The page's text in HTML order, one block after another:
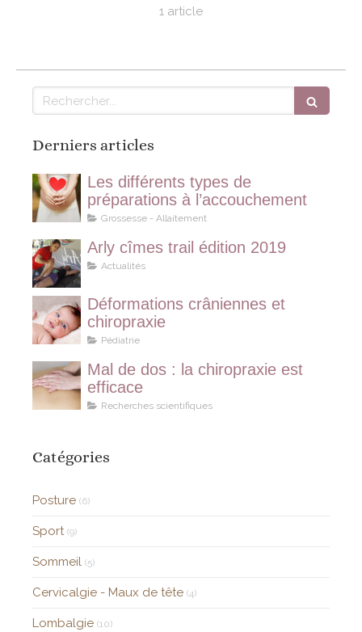
1 article
Rechercher
Derniers articles
Les différents types de
préparations à l’accouchement
Grossesse - Allaitement
Arly cîmes trail édition 2019
Actualités
Déformations crâniennes et
chiropraxie
Pédiatrie
Mal de dos : la chiropraxie est
efficace
Recherches scientifiques
Catégories
Posture (6)
Sport (9)
Sommeil (5)
Cervicalgie - Maux de tête (4)
Lombalgie (10)